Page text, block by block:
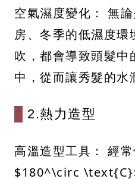
空氣濕度變化： 無
房、冬季的低濕度環
吹，都會導致頭髮中
中，從而讓秀髮的水
2.熱力造型
高溫造型工具： 經
$180^\circ